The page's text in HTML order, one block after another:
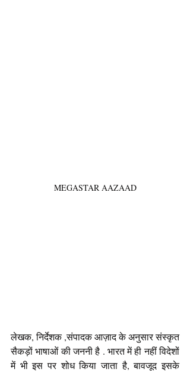
MEGASTAR AAZAAD
लेखक, निर्देशक ,संपादक आज़ाद के अनुसार संस्कृत
सैकड़ों भाषाओं की जननी है . भारत में ही नहीं विदेशों
में भी इस पर शोध किया जाता है, बावजूद इसके